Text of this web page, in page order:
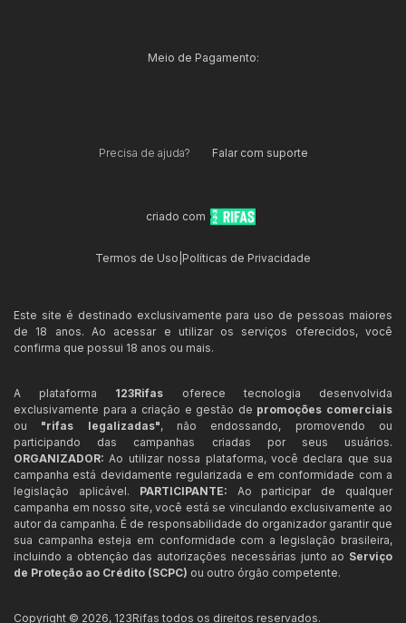
Meio de Pagamento:
Precisa de ajuda? Falar com suporte
criado com
Termos de Uso Políticas de Privacidade
Este site é destinado exclusivamente para uso de pessoas maiores
de 18 anos. Ao acessar e utilizar os serviços oferecidos, você
confirma que possui 18 anos ou mais.
A plataforma 123Rifas oferece tecnologia desenvolvida
exclusivamente para a criação e gestão de promoções comerciais
ou "rifas legalizadas", não endossando, promovendo ou
participando das campanhas criadas por seus usuários.
ORGANIZADOR: Ao utilizar nossa plataforma, você declara que sua
campanha está devidamente regularizada e em conformidade com a
legislação aplicável. PARTICIPANTE: Ao participar de qualquer
campanha em nosso site, você está se vinculando exclusivamente ao
autor da campanha. É de responsabilidade do organizador garantir que
sua campanha esteja em conformidade com a legislação brasileira,
incluindo a obtenção das autorizações necessárias junto ao Serviço
de Proteção ao Crédito (SCPC) ou outro órgão competente.
Copyright © 2026, 123Rifas todos os direitos reservados.